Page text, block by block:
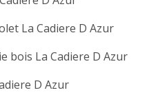
La Cadiere D Azur
bois La Cadiere D Azur
D Azur